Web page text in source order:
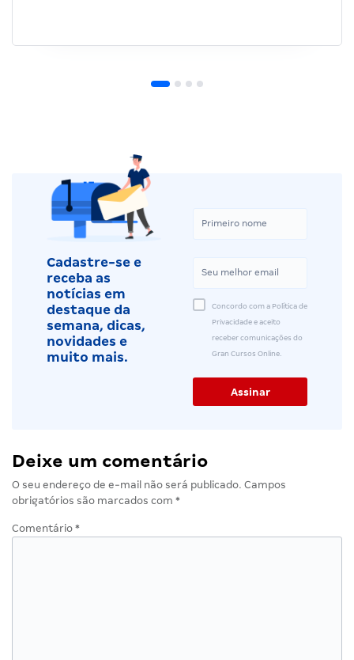
Cadastre-se e
receba as
notícias em
destaque da
semana, dicas,
novidades e
muito mais.
Concordo com a Política de
Privacidade e aceito
receber comunicações do
Gran Cursos Online.
Deixe um comentário
O seu endereço de e-mail não será publicado. Campos
obrigatórios são marcados com *
Comentário *